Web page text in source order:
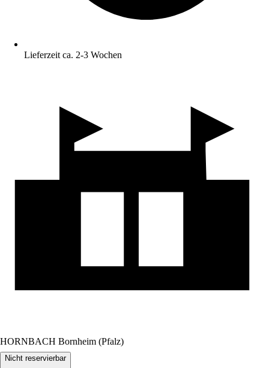
Lieferzeit ca. 2-3 Wochen
HORNBACH Bornheim (Pfalz)
Nicht reservierbar